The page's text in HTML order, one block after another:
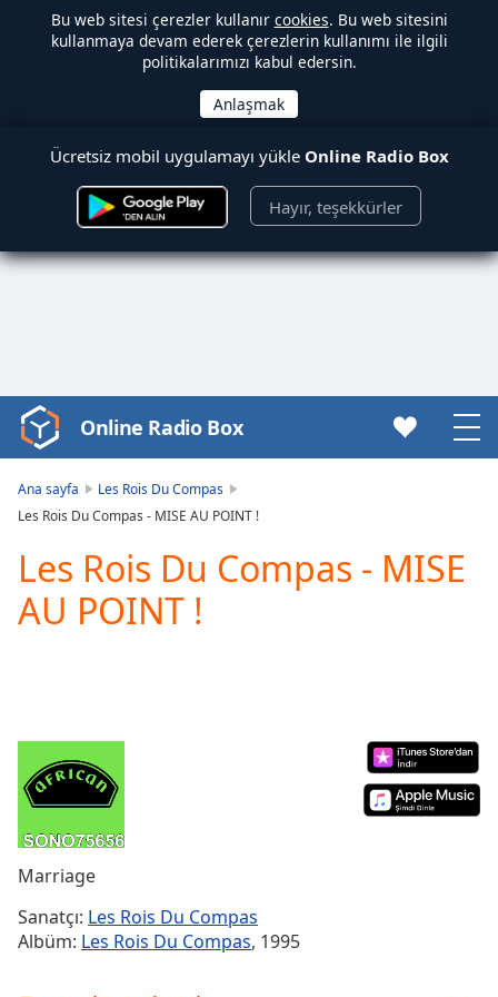
Bu web sitesi çerezler kullanır cookies. Bu web sitesini
kullanmaya devam ederek çerezlerin kullanımı ile ilgili
politikalarımızı kabul edersin.
Ücretsiz mobil uygulamayı yükle Online Radio Box
Hayır, teşekkürler
Video
Player
loading.
Video
Play
Skip
Backward
Time0:00
Duration-:-
Loaded:
0.00%
TypeLIVE
Seek to
live,
currently
Online Radio Box
Ana sayfa
Les Rois Du Compas
Les Rois Du Compas - MISE AU POINT !
Les Rois Du Compas - MISE
AU POINT !
Marriage
Sanatçı: Les Rois Du Compas
Albüm: Les Rois Du Compas, 1995